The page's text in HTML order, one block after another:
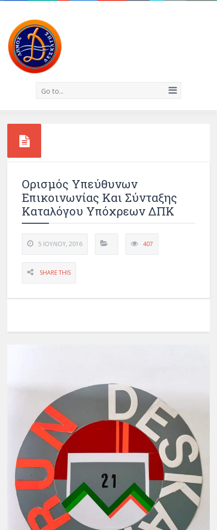
Go to...
Ορισμός Υπεύθυνων
Επικοινωνίας Και Σύνταξης
Καταλόγου Υπόχρεων ΔΠΚ
5 ΙΟΥΛΊΟΥ, 2016 407
SHARE THIS